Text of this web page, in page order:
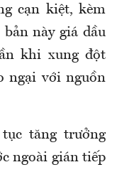
cạn kiệt, kèm
này giá dầu
khi xung đột
ngại với nguồn
tăng trưởng
ngoài gián tiếp